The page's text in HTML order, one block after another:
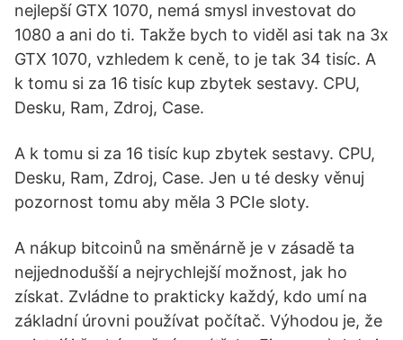
nejlepší GTX 1070, nemá smysl investovat do
1080 a ani do ti. Takže bych to viděl asi tak na 3x
GTX 1070, vzhledem k ceně, to je tak 34 tisíc. A
k tomu si za 16 tisíc kup zbytek sestavy. CPU,
Desku, Ram, Zdroj, Case.
A k tomu si za 16 tisíc kup zbytek sestavy. CPU,
Desku, Ram, Zdroj, Case. Jen u té desky věnuj
pozornost tomu aby měla 3 PCIe sloty.
A nákup bitcoinů na směnárně je v zásadě ta
nejjednodušší a nejrychlejší možnost, jak ho
získat. Zvládne to prakticky každý, kdo umí na
základní úrovni používat počítač. Výhodou je, že